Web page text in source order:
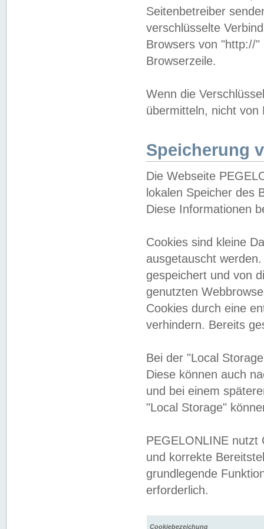
Seitenbetreiber
verschlüsselte
Browsers von "http://
Browserzeile.
Wenn die
übermitteln, nicht von
Speicherung
Die Webseite
lokalen Speicher des
Diese Informationen
Cookies sind kleine
ausgetauscht
gespeichert und von
genutzten
Cookies durch eine
verhindern. Bereits
Bei der "Local
Diese können auch
und bei einem
"Local Storage"
PEGELONLINE nutzt
und korrekte
grundlegende
erforderlich.
Cookiebezeichung